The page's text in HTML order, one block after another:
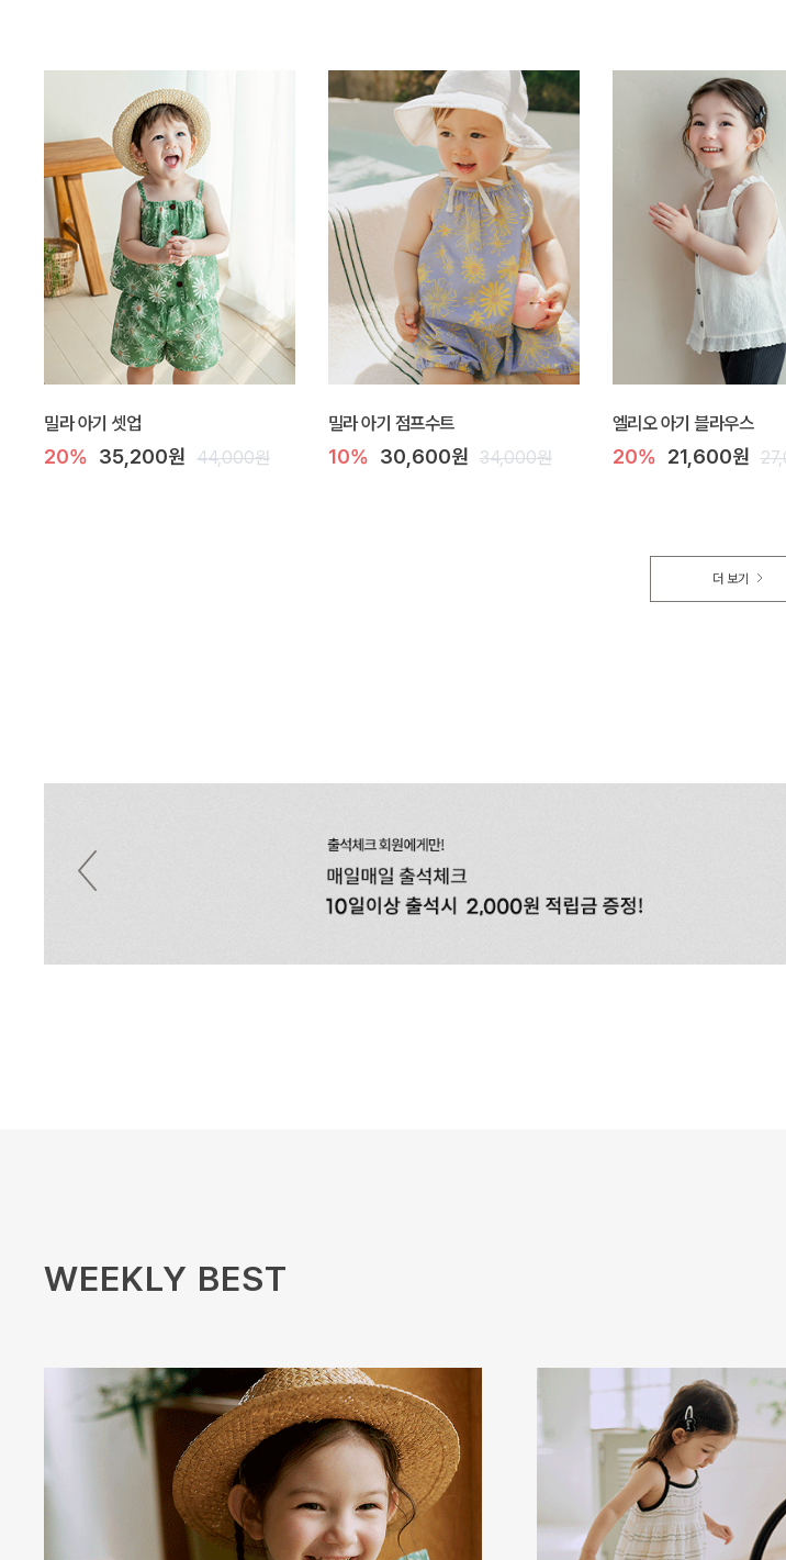
밀라 아기 셋업
20% 35,200원 44,000원
밀라 아기 점프수트
10% 30,600원 34,000원
엘리오 아기 블라우스
20% 21,600원
더 보기
WEEKLY BEST